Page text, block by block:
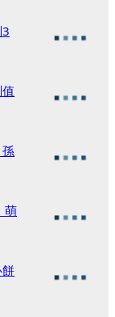
萌